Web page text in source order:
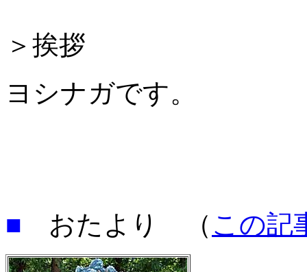
＞挨拶
ヨシナガです。
■ おたより （ この記